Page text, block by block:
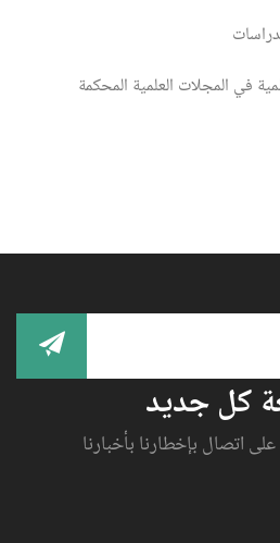
في المجلات العلمية المحكمة
كل جديد
اتصال بإخطارنا بأخبارنا